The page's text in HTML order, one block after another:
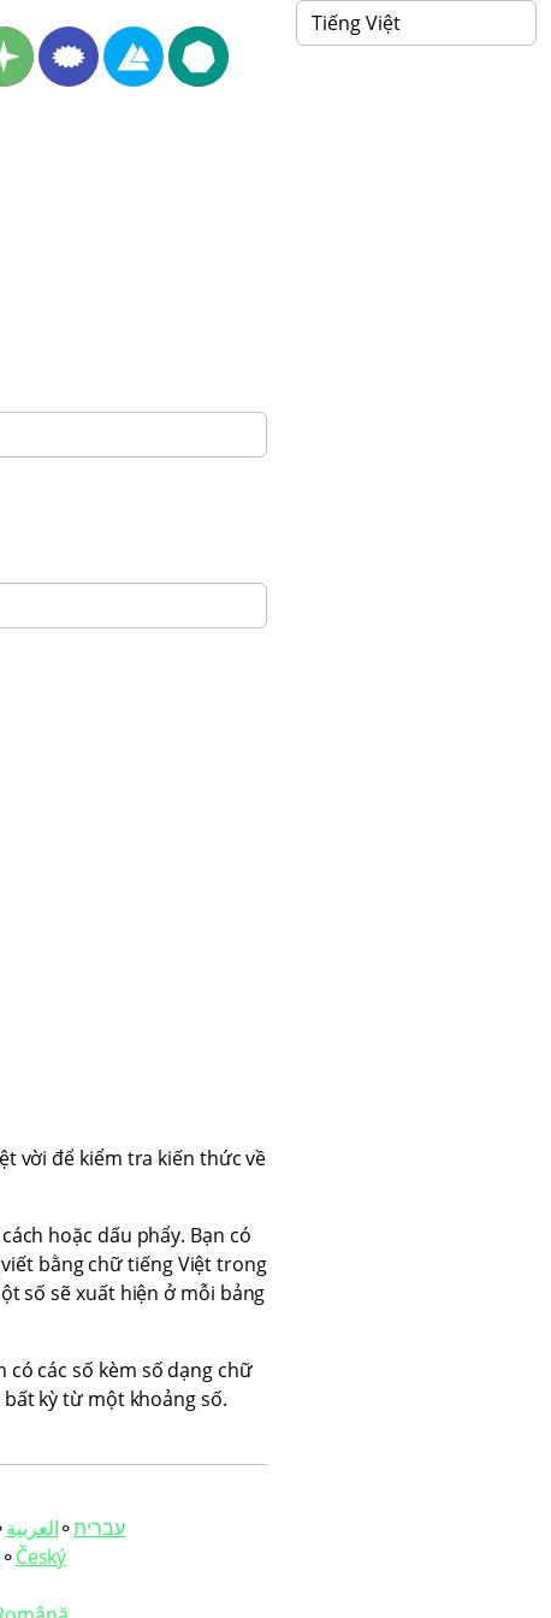
vời để kiểm tra kiến thức về
hoặc dấu phẩy. Bạn có
bằng chữ tiếng Việt trong
số sẽ xuất hiện ở mỗi bảng
có các số kèm số dạng chữ
kỳ từ một khoảng số.
العربية‏⚬עברית‏
⚬Český